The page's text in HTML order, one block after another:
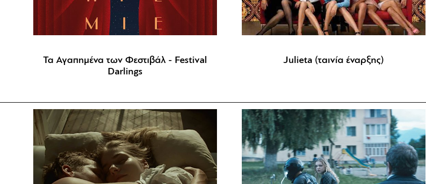
Τα Αγαπημένα των Φεστιβάλ - Festival
Darlings
Julieta (ταινία έναρξης)